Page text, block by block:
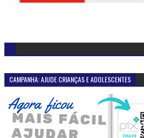
CAMPANHA: AJUDE CRIANÇAS E ADOLESCENTES